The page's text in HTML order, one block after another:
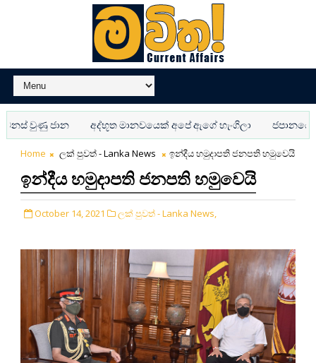
වුණු ජාන අද්භූත මානවයෙක් අපේ ඇගේ හැංගිලා ජපානයේ AI
Home ලක් පුවත් - Lanka News ඉන්දීය හමුදාපති ජනපති හමුවෙයි
ඉන්දීය හමුදාපති ජනපති හමුවෙයි
October 14, 2021 ලක් පුවත් - Lanka News,